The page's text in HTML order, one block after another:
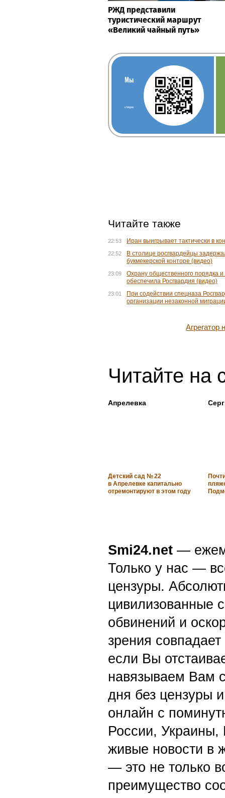
РЖД представили
туристический маршрут
«Великий чайный путь»
Мы
в Telegram
Читайте также
22:53 Иран выигрывает тактически в
22:52
В столице росгвардейцы
букмекерской конторе (видео)
23:09
Охрану общественного порядка
обеспечила Росгвардия (видео)
23:01
При содействии спецназа
организации незаконной
Читайте на
Апрелевка
Детский сад № 22
в Апрелевке капитально
отремонтируют в этом году
Smi24.net —
Только у нас —
цензуры.
цивилизованные
обвинений и
зрения
если Вы
навязываем Вам
дня без цензуры
онлайн с
России,
живые новости в
— это не только
преимущество